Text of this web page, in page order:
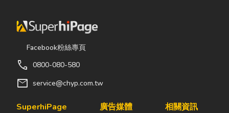
業業主在導入
自動化或升級
智慧工廠時，
般的家用或商
用桌機湊合。
機無法應付高
異形材或精密
大量時間拆裝
這時，車床子
陷： 這是老屋
Facebook粉絲專頁
call 0800-080-580
mail service@chyp.com.tw
SuperhiPage 廣告媒體 相關資訊